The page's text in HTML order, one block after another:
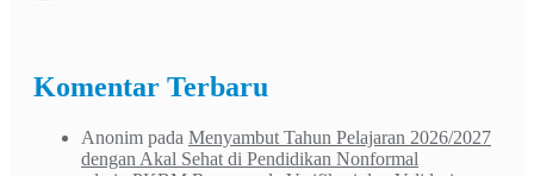
Komentar Terbaru
Anonim pada Menyambut Tahun Pelajaran 2026/2027
dengan Akal Sehat di Pendidikan Nonformal